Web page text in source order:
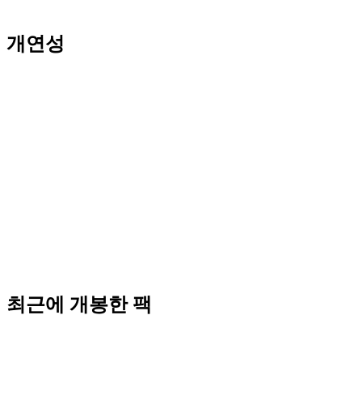
개연성
최근에 개봉한 팩